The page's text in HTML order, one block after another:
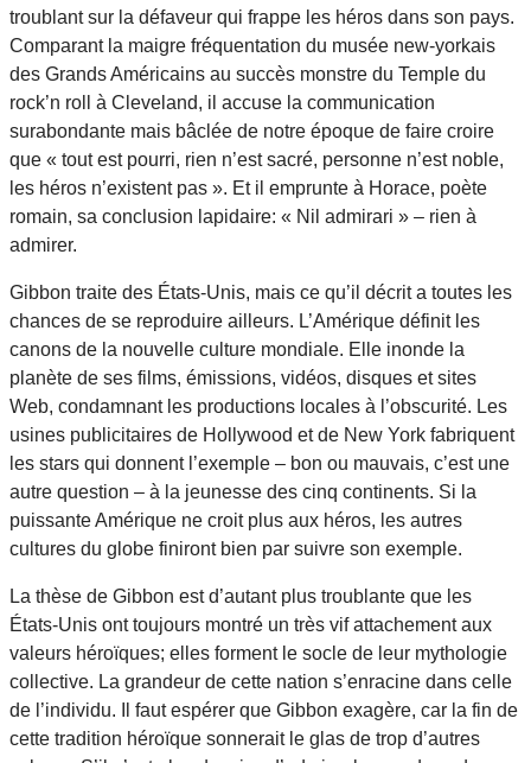
troublant sur la défaveur qui frappe les héros dans son pays.
Comparant la maigre fréquentation du musée new-yorkais
des Grands Américains au succès monstre du Temple du
rock’n roll à Cleveland, il accuse la communication
surabondante mais bâclée de notre époque de faire croire
que « tout est pourri, rien n’est sacré, personne n’est noble,
les héros n’existent pas ». Et il emprunte à Horace, poète
romain, sa conclusion lapidaire: « Nil admirari » – rien à
admirer.
Gibbon traite des États-Unis, mais ce qu’il décrit a toutes les
chances de se reproduire ailleurs. L’Amérique définit les
canons de la nouvelle culture mondiale. Elle inonde la
planète de ses films, émissions, vidéos, disques et sites
Web, condamnant les productions locales à l’obscurité. Les
usines publicitaires de Hollywood et de New York fabriquent
les stars qui donnent l’exemple – bon ou mauvais, c’est une
autre question – à la jeunesse des cinq continents. Si la
puissante Amérique ne croit plus aux héros, les autres
cultures du globe finiront bien par suivre son exemple.
La thèse de Gibbon est d’autant plus troublante que les
États-Unis ont toujours montré un très vif attachement aux
valeurs héroïques; elles forment le socle de leur mythologie
collective. La grandeur de cette nation s’enracine dans celle
de l’individu. Il faut espérer que Gibbon exagère, car la fin de
cette tradition héroïque sonnerait le glas de trop d’autres